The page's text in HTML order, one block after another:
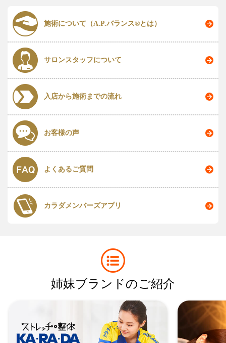
施術について（A.P.バランス®とは）
サロンスタッフについて
入店から施術までの流れ
お客様の声
よくあるご質問
カラダメンバーズアプリ
姉妹ブランドのご紹介